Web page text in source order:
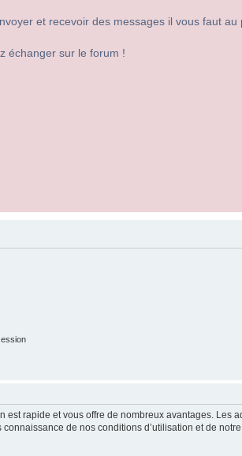
et recevoir des messages il vous faut au
échanger sur le forum !
est rapide et vous offre de nombreux avantages.
de nos conditions d’utilisation et de